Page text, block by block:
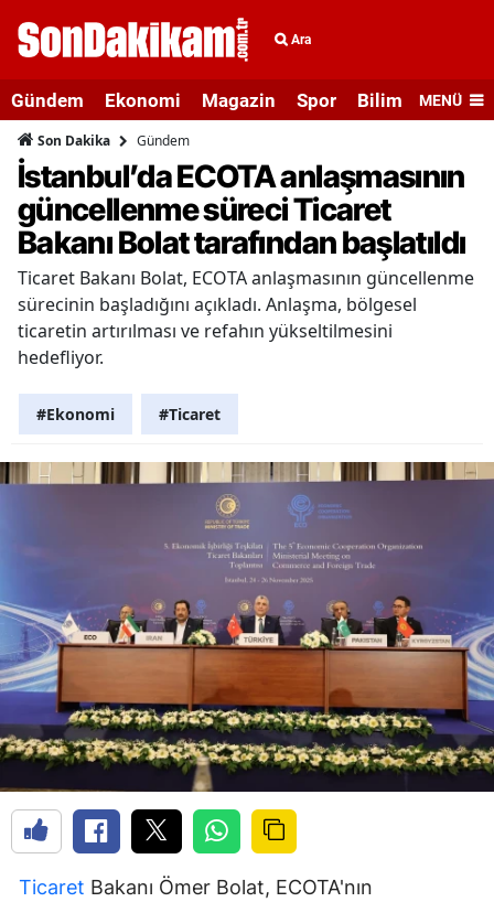
Ara
Gündem Ekonomi Magazin Spor Bilim veMENÜ
Son Dakika Gündem
İstanbul’da ECOTA anlaşmasının
güncellenme süreci Ticaret
Bakanı Bolat tarafından başlatıldı
Ticaret Bakanı Bolat, ECOTA anlaşmasının güncellenme
sürecinin başladığını açıkladı. Anlaşma, bölgesel
ticaretin artırılması ve refahın yükseltilmesini
hedefliyor.
#Ekonomi #Ticaret
Ticaret Bakanı Ömer Bolat, ECOTA'nın